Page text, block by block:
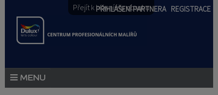
Přejít k hlavnímu obsahu
PŘIHLÁŠENÍ PARTNERA REGISTRACE